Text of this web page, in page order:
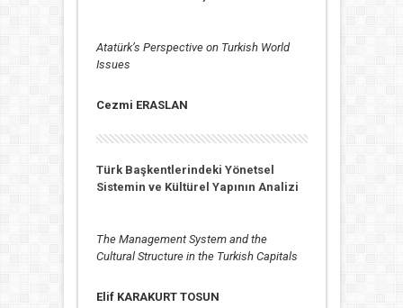
Atatürk’s Perspective on Turkish World
Issues
Cezmi ERASLAN
Türk Başkentlerindeki Yönetsel
Sistemin ve Kültürel Yapının Analizi
The Management System and the
Cultural Structure in the Turkish Capitals
Elif KARAKURT TOSUN